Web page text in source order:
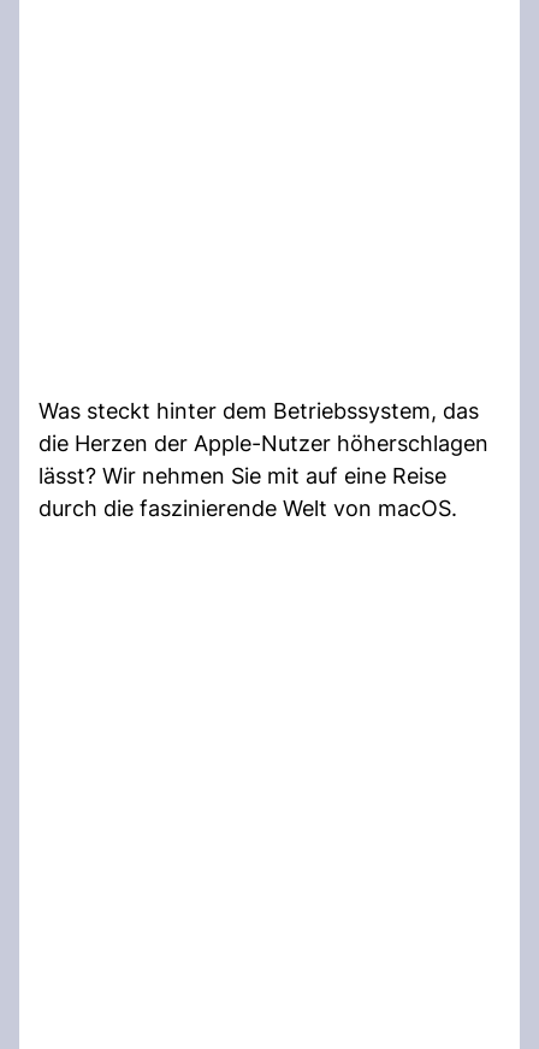
Was steckt hinter dem Betriebssystem, das
die Herzen der Apple-Nutzer höherschlagen
lässt? Wir nehmen Sie mit auf eine Reise
durch die faszinierende Welt von macOS.